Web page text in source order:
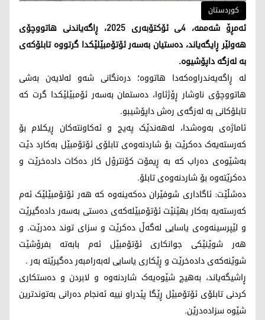
کوردستان
ئەمڕۆ شەممە، 4ـی ئۆکتۆبەری 2025، ڕاگەیاندنی هاتووچۆی
هەولێر ڕایگەیاند، دەستیان بەسەر ئۆتۆمبێلێکدا گرتووە تابلۆکەی
بە لەزگە داپۆشیوە.
لە ڕاگەیەندراوەکەدا هاتووە؛ درەنگانی شەو لەلایەن بەشی
هاتووچۆی ناوشار ڕۆژئاوا، دەستمان بەسەر ئۆمبێلێکدا گرت کە
تابلۆکانی بە لەزگەی رەش داپۆشیبو.
ئاماژەی بەوەشدا، لەهەندێک پەیج و ئەکاونتەکان ڕیکلام بۆ
کەرستەیەک دەکرێت بۆ شاردنەوەی تابلۆی ئۆتۆمبێل بەکارد دێت
بەشێوەی دەراب کە بە ڕیمۆت کۆنترۆل کار دەکات دادەخرێت و
دەکرێتەوە بۆ شاردنەوەی تابلۆ.
دەشڵێت: ئاگاداری شوفێران دەکەینەوە کە هەر ئۆتۆمبێلێک ئەم
کەرستەیە بەکار بهێنێت ئۆتۆمبێلەکەی دەستی بەسەر دادەگیرێت
و لێپرسینەوەی یاسایی لەگەڵ دەکرێت و سزای توند دەدرێت. و
هەر شوێنێکی جوانکاری ئۆتۆمبێل ئەم بابەتە بفرۆشێت
شوێنەکەی دادەخرێت و ڕێکاری یاسایی لەبەرامبەر دەگیرێتە بەر .
ڕاشیگەیاند، بەهیچ شێوەیەک شاردنەوە و لابردن و دەستکاری
کردنی تابلۆی ئۆتۆمبێل ڕێگا پێدراو نییە ئەنجام دەرانی بەتوندترین
شێوە سزادەدرێن.